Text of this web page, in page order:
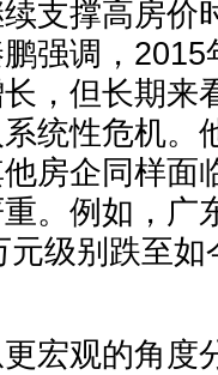
支撑高房价
强调，2015
，但长期来
统性危机。
房企同样面
。例如，广
级别跌至
观的角度